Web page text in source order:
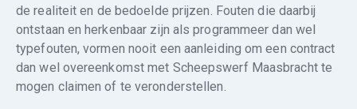
de realiteit en de bedoelde prijzen. Fouten die daarbij
ontstaan en herkenbaar zijn als programmeer dan wel
typefouten, vormen nooit een aanleiding om een contract
dan wel overeenkomst met Scheepswerf Maasbracht te
mogen claimen of te veronderstellen.